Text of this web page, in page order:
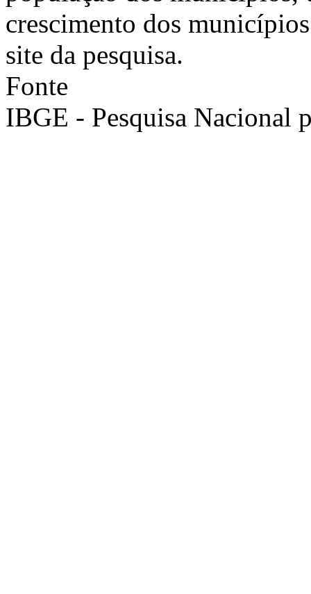
crescimento dos
site da pesquisa.
Fonte
IBGE - Pesquisa Nacional